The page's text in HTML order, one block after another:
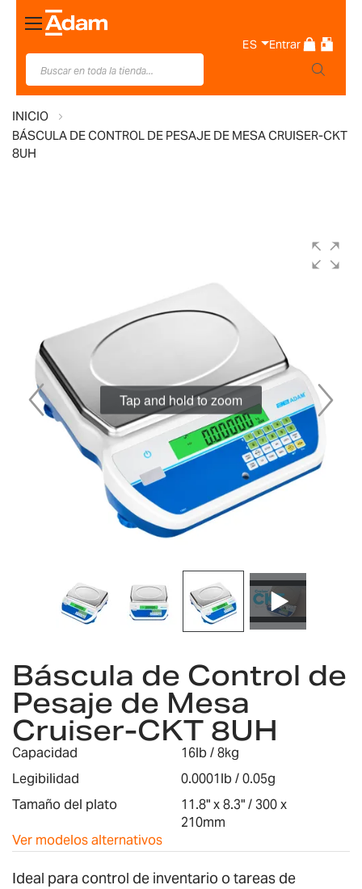
Toggle
Nav
ES Entrar
INICIO
BÁSCULA DE CONTROL DE PESAJE DE MESA CRUISER-CKT
8UH
imágenes
Tap and hold to zoom
comienzo
de
la
galería
de
Báscula de Control de
Pesaje de Mesa
Cruiser-CKT 8UH
Capacidad
16lb / 8kg
Legibilidad
0.0001lb / 0.05g
Tamaño del plato
11.8" x 8.3" / 300 x
210mm
Ver modelos alternativos
Ideal para control de inventario o tareas de